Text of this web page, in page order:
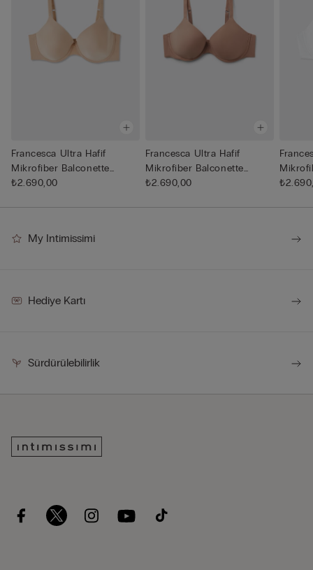
Francesca Ultra Hafif
Mikrofiber Balconette
Sütyen
₺2.690,00
Francesca Ultra Hafif
Mikrofiber Balconette
Sütyen
₺2.690,00
Sütyen
My Intimissimi
Hediye Kartı
Sürdürülebilirlik